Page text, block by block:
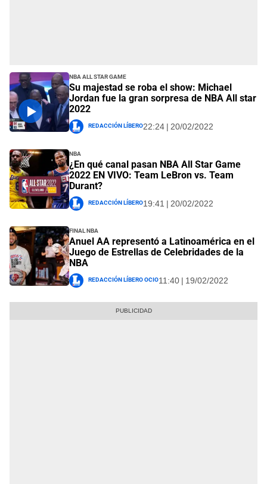
NBA All Star Game
Su majestad se roba el show: Michael
Jordan fue la gran sorpresa de NBA All star
2022
Redacción Líbero22:24 | 20/02/2022
NBA
¿En qué canal pasan NBA All Star Game
2022 EN VIVO: Team LeBron vs. Team
Durant?
Redacción Líbero19:41 | 20/02/2022
Final NBA
Anuel AA representó a Latinoamérica en el
Juego de Estrellas de Celebridades de la
NBA
Redacción Líbero Ocio11:40 | 19/02/2022